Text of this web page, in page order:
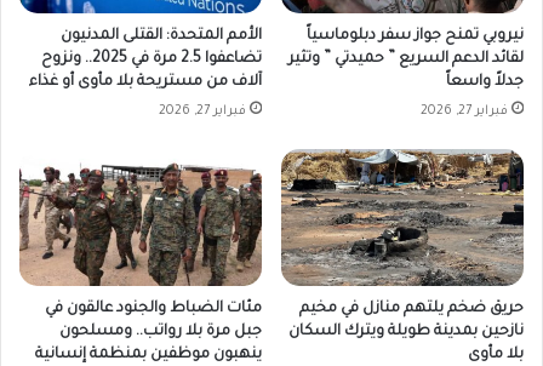
نيروبي تمنح جواز سفر دبلوماسياً
لقائد الدعم السريع ” حميدتي ” وتثير
جدلاً واسعاً
فبراير 27, 2026
الأمم المتحدة: القتلى المدنيون
تضاعفوا 2.5 مرة في 2025.. ونزوح
آلاف من مستريحة بلا مأوى أو غذاء
فبراير 27, 2026
حريق ضخم يلتهم منازل في مخيم
نازحين بمدينة طويلة ويترك السكان
بلا مأوى
مئات الضباط والجنود عالقون في
جبل مرة بلا رواتب.. ومسلحون
ينهبون موظفين بمنظمة إنسانية